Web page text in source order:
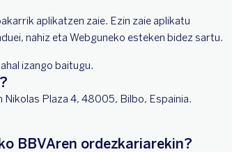
aplikatzen zaie. Ezin zaie aplikatu
nahiz eta Webguneko esteken bidez sartu.
izango baitugu.
Nikolas Plaza 4, 48005, Bilbo, Espainia.
BBVAren ordezkariarekin?